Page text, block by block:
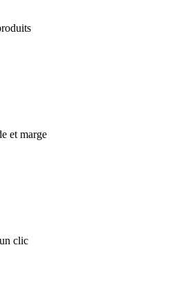
et marge
clic